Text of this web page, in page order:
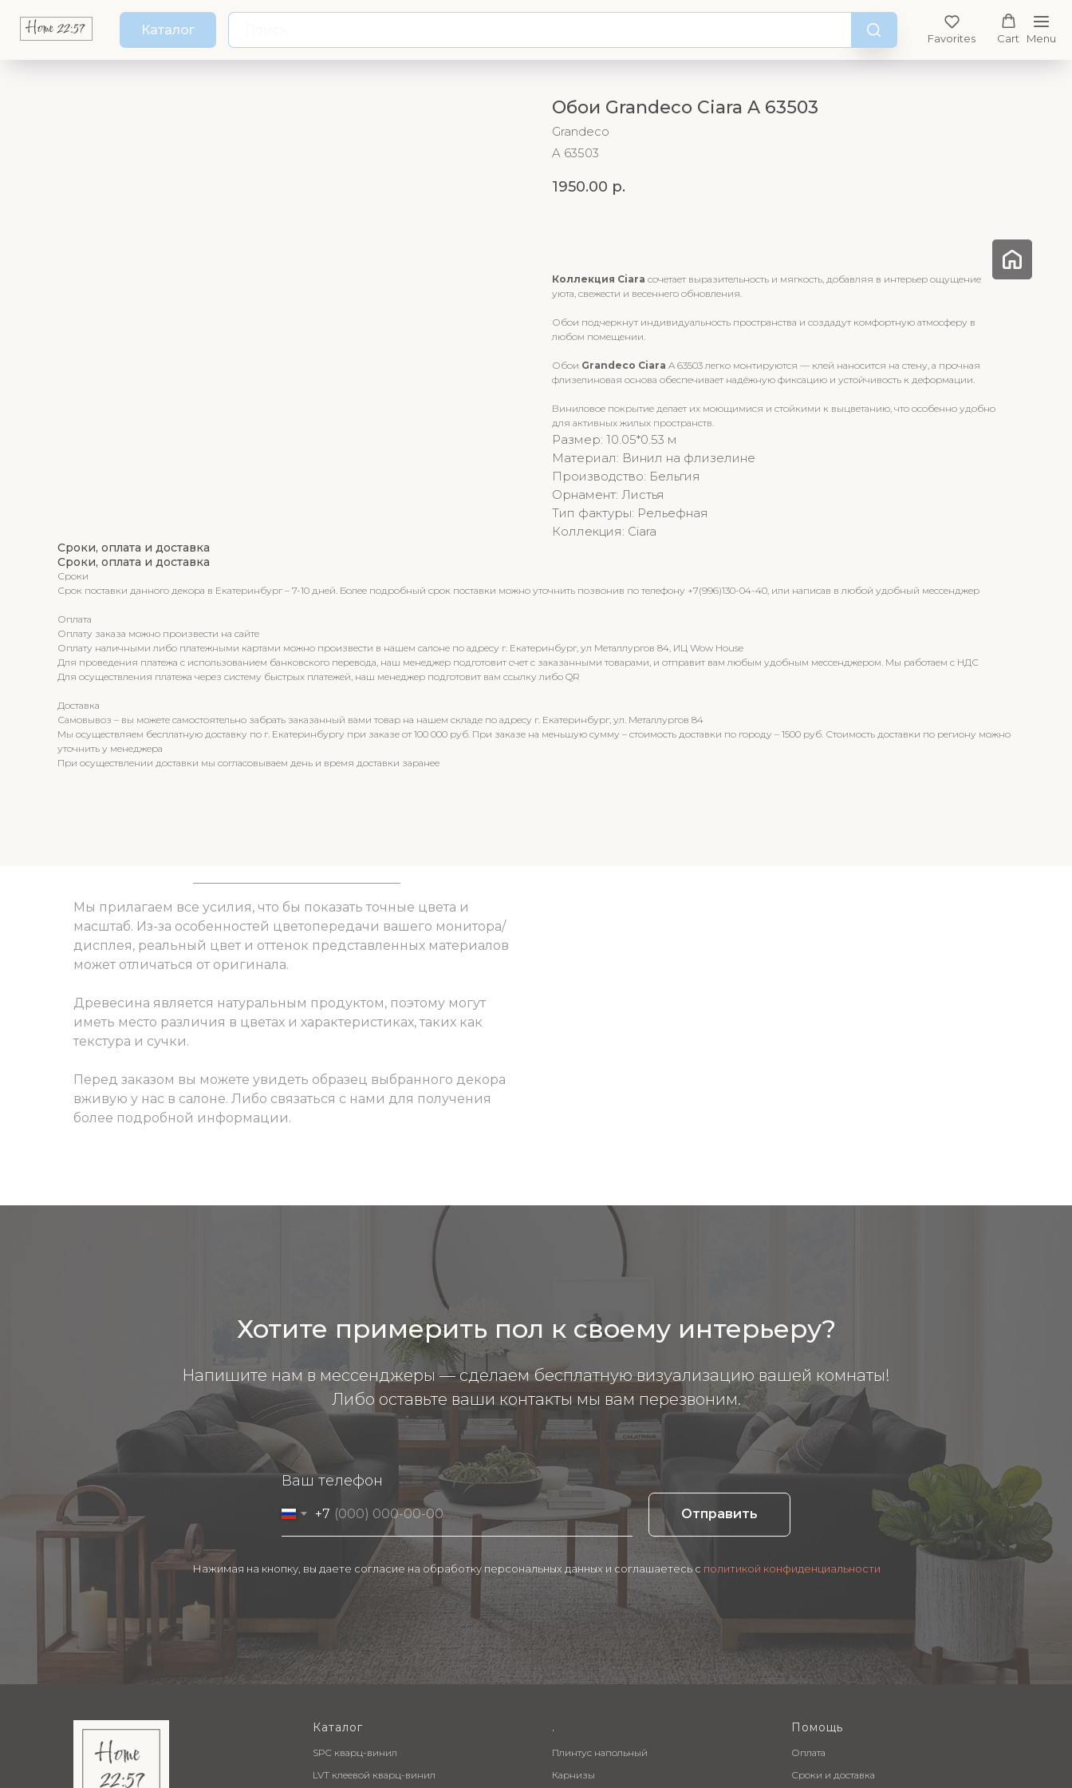
Каталог
Favorites Cart Menu
Обои Grandeco Ciara A 63503
Grandeco
A 63503
1950.00 р.
Коллекция Ciara сочетает выразительность и мягкость, добавляя в интерьер ощущение
уюта, свежести и весеннего обновления.
Обои подчеркнут индивидуальность пространства и создадут комфортную атмосферу в
любом помещении.
Обои Grandeco Ciara A 63503 легко монтируются — клей наносится на стену, а прочная
флизелиновая основа обеспечивает надёжную фиксацию и устойчивость к деформации.
Виниловое покрытие делает их моющимися и стойкими к выцветанию, что особенно удобно
для активных жилых пространств.
Размер: 10.05*0.53 м
Материал: Винил на флизелине
Производство: Бельгия
Орнамент: Листья
Тип фактуры: Рельефная
Коллекция: Ciara
Сроки, оплата и доставка
Сроки, оплата и доставка
Сроки
Срок поставки данного декора в Екатеринбург – 7-10 дней. Более подробный срок поставки можно уточнить позвонив по телефону +7(996)130-04-40, или написав в любой удобный мессенджер
Оплата
Оплату заказа можно произвести на сайте
Оплату наличными либо платежными картами можно произвести в нашем салоне по адресу г. Екатеринбург, ул Металлургов 84, ИЦ Wow House
Для проведения платежа с использованием банковского перевода, наш менеджер подготовит счет с заказанными товарами, и отправит вам любым удобным мессенджером. Мы работаем с НДС
Для осуществления платежа через систему быстрых платежей, наш менеджер подготовит вам ссылку либо QR
Доставка
Самовывоз – вы можете самостоятельно забрать заказанный вами товар на нашем складе по адресу г. Екатеринбург, ул. Металлургов 84
Мы осуществляем бесплатную доставку по г. Екатеринбургу при заказе от 100 000 руб. При заказе на меньшую сумму – стоимость доставки по городу – 1500 руб. Стоимость доставки по региону можно
уточнить у менеджера
При осуществлении доставки мы согласовываем день и время доставки заранее
Мы прилагаем все усилия, что бы показать точные цвета и
масштаб. Из-за особенностей цветопередачи вашего монитора/
дисплея, реальный цвет и оттенок представленных материалов
может отличаться от оригинала.
Древесина является натуральным продуктом, поэтому могут
иметь место различия в цветах и характеристиках, таких как
текстура и сучки.
Перед заказом вы можете увидеть образец выбранного декора
вживую у нас в салоне. Либо связаться с нами для получения
более подробной информации.
Хотите примерить пол к своему интерьеру?
Напишите нам в мессенджеры — сделаем бесплатную визуализацию вашей комнаты!
Либо оставьте ваши контакты мы вам перезвоним.
Ваш телефон
+7 Отправить
Нажимая на кнопку, вы даете согласие на обработку персональных данных и соглашаетесь c политикой конфиденциальности
Каталог
SPC кварц-винил
LVT клеевой кварц-винил
.
Плинтус напольный
Карнизы
Помощь
Оплата
Сроки и доставка